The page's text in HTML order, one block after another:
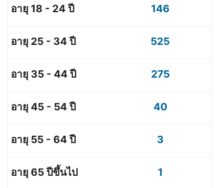
146
525
275
40
3
1